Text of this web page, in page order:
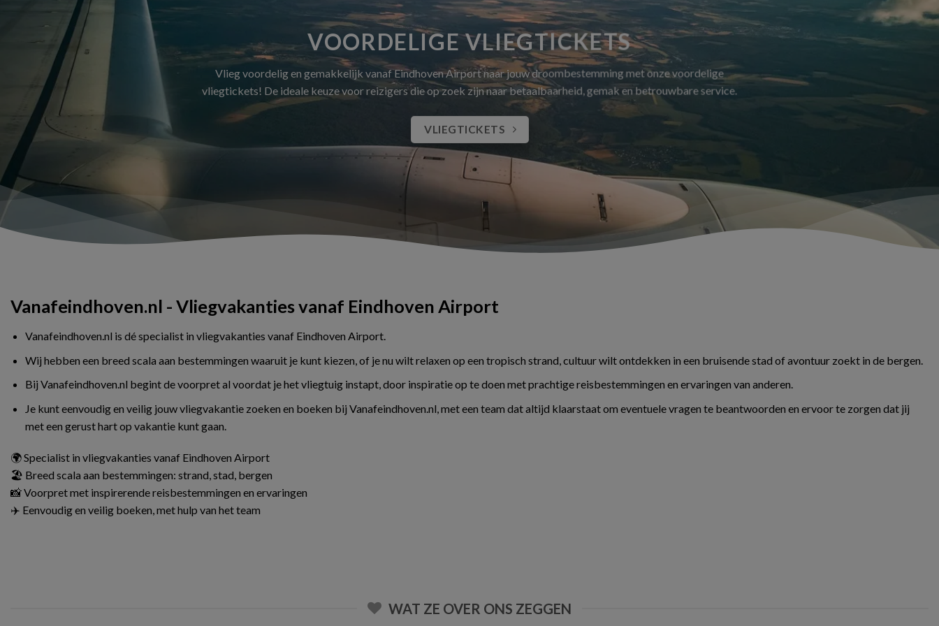
VOORDELIGE VLIEGTICKETS
Vlieg voordelig en gemakkelijk vanaf Eindhoven Airport naar jouw droombestemming met onze voordelige
vliegtickets! De ideale keuze voor reizigers die op zoek zijn naar betaalbaarheid, gemak en betrouwbare service.
VLIEGTICKETS
Vanafeindhoven.nl - Vliegvakanties vanaf Eindhoven Airport
Vanafeindhoven.nl is dé specialist in vliegvakanties vanaf Eindhoven Airport.
Wij hebben een breed scala aan bestemmingen waaruit je kunt kiezen, of je nu wilt relaxen op een tropisch strand, cultuur wilt ontdekken in een bruisende stad of avontuur zoekt in de bergen.
Bij Vanafeindhoven.nl begint de voorpret al voordat je het vliegtuig instapt, door inspiratie op te doen met prachtige reisbestemmingen en ervaringen van anderen.
Je kunt eenvoudig en veilig jouw vliegvakantie zoeken en boeken bij Vanafeindhoven.nl, met een team dat altijd klaarstaat om eventuele vragen te beantwoorden en ervoor te zorgen dat jij
met een gerust hart op vakantie kunt gaan.
🌍 Specialist in vliegvakanties vanaf Eindhoven Airport
🏖️ Breed scala aan bestemmingen: strand, stad, bergen
📸 Voorpret met inspirerende reisbestemmingen en ervaringen
✈️ Eenvoudig en veilig boeken, met hulp van het team
WAT ZE OVER ONS ZEGGEN